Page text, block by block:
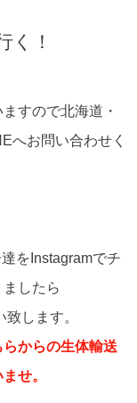
く！
すので北海道・
へお問い合わせく
をInstagramでチ
したら
します。
からの生体輸送
せ。